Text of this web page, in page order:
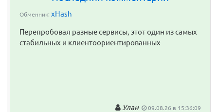
Обменник: xHash
Перепробовал разные сервисы, этот один из самых
стабильных и клиентоориентированных
Улан 09.08.26 в 15:36:09